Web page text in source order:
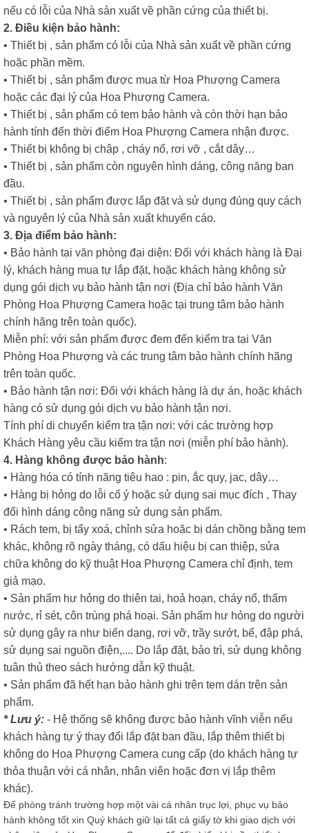
nếu có lỗi của Nhà sản xuất về phần cứng của thiết bị.
2. Điều kiện bảo hành:
• Thiết bị , sản phẩm có lỗi của Nhà sản xuất về phần cứng
hoặc phần mềm.
• Thiết bị , sản phẩm được mua từ Hoa Phượng Camera
hoặc các đại lý của Hoa Phượng Camera.
• Thiết bị , sản phẩm có tem bảo hành và còn thời hạn bảo
hành tính đến thời điểm Hoa Phượng Camera nhận được.
• Thiết bị không bị chập , cháy nổ, rơi vỡ , cắt dây…
• Thiết bị , sản phẩm còn nguyên hình dáng, công năng ban
đầu.
• Thiết bị , sản phẩm được lắp đặt và sử dụng đúng quy cách
và nguyên lý của Nhà sản xuất khuyến cáo.
3. Địa điểm bảo hành:
• Bảo hành tại văn phòng đại diện: Đối với khách hàng là Đại
lý, khách hàng mua tự lắp đặt, hoặc khách hàng không sử
dụng gói dịch vụ bảo hành tận nơi (Địa chỉ bảo hành Văn
Phòng Hoa Phượng Camera hoặc tại trung tâm bảo hành
chính hãng trên toàn quốc).
Miễn phí: với sản phẩm được đem đến kiểm tra tại Văn
Phòng Hoa Phượng và các trung tâm bảo hành chính hãng
trên toàn quốc.
• Bảo hành tận nơi: Đối với khách hàng là dự án, hoặc khách
hàng có sử dụng gói dịch vụ bảo hành tận nơi.
Tính phí di chuyển kiểm tra tận nơi: với các trường hợp
Khách Hàng yêu cầu kiểm tra tận nơi (miễn phí bảo hành).
4. Hàng không được bảo hành:
• Hàng hóa có tính năng tiêu hao : pin, ắc quy, jac, dây…
• Hàng bị hỏng do lỗi cố ý hoặc sử dụng sai mục đích , Thay
đổi hình dáng công năng sử dụng sản phẩm.
• Rách tem, bị tẩy xoá, chỉnh sửa hoặc bị dán chồng bằng tem
khác, không rõ ngày tháng, có dấu hiệu bị can thiệp, sửa
chữa không do kỹ thuật Hoa Phượng Camera chỉ định, tem
giả mạo.
• Sản phẩm hư hỏng do thiên tai, hoả hoạn, cháy nổ, thấm
nước, rỉ sét, côn trùng phá hoại. Sản phẩm hư hỏng do người
sử dụng gây ra như biến dạng, rơi vỡ, trầy sướt, bể, đập phá,
sử dụng sai nguồn điện,.... Do lắp đặt, bảo trì, sử dụng không
tuân thủ theo sách hướng dẫn kỹ thuật.
• Sản phẩm đã hết hạn bảo hành ghi trên tem dán trên sản
phẩm.
* Lưu ý: - Hệ thống sẽ không được bảo hành vĩnh viễn nếu
khách hàng tự ý thay đổi lắp đặt ban đầu, lắp thêm thiết bị
không do Hoa Phượng Camera cung cấp (do khách hàng tự
thỏa thuận với cá nhân, nhân viên hoặc đơn vị lắp thêm
khác).
Để phòng tránh trường hợp một vài cá nhân trục lợi, phục vụ bảo
hành không tốt xin Quý khách giữ lại tất cả giấy tờ khi giao dịch với